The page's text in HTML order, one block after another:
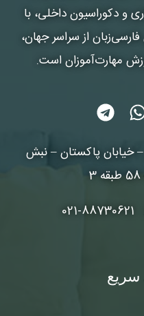
و دکوراسیون داخلی، با
از سراسر جهان،
مهارت‌آموزان است.
خیابان پاکستان – نبش